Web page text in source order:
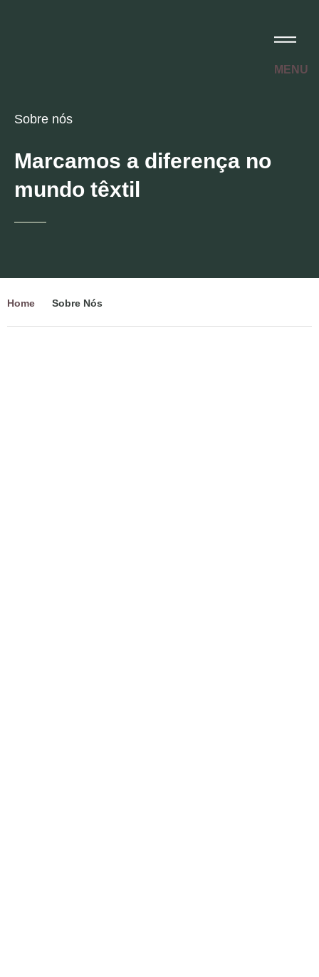
MENU
Sobre nós
Marcamos a diferença no
mundo têxtil
Home Sobre Nós